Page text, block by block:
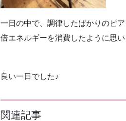
一日の中で、調律したばかりのピ
倍エネルギーを消費したように思い
良い一日でした♪
関連記事